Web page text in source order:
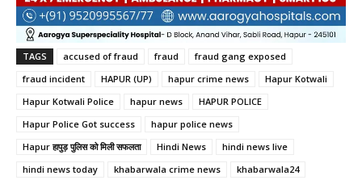
TAGS accused of fraud fraud
fraud gang exposed
fraud incident
HAPUR (UP) hapur crime news
Hapur Kotwali
Hapur Kotwali Police
hapur news
HAPUR POLICE
Hapur Police Got success
hapur police news
Hapur हापुड़ पुलिस को मिली सफलता
Hindi News
hindi news live
hindi news today
khabarwala crime news khabarwala24